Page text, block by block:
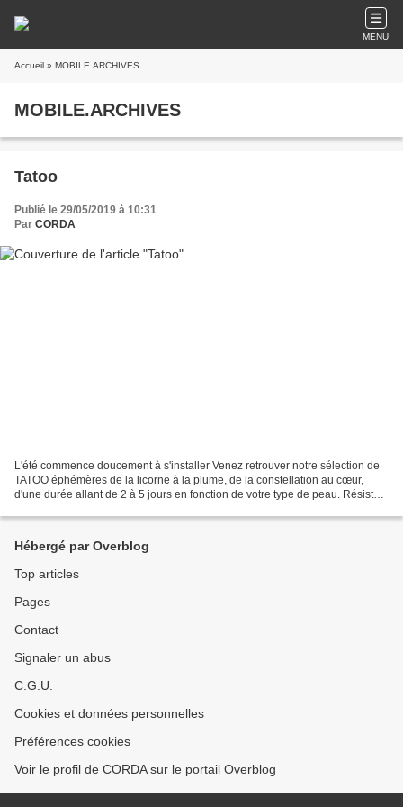
MENU
Accueil » MOBILE.ARCHIVES
MOBILE.ARCHIVES
Tatoo
Publié le 29/05/2019 à 10:31
Par CORDA
L'été commence doucement à s'installer Venez retrouver notre sélection de
TATOO éphémères de la licorne à la plume, de la constellation au cœur,
d'une durée allant de 2 à 5 jours en fonction de votre type de peau. Résistant
Hébergé par Overblog
Top articles
Pages
Contact
Signaler un abus
C.G.U.
Cookies et données personnelles
Préférences cookies
Voir le profil de CORDA sur le portail Overblog